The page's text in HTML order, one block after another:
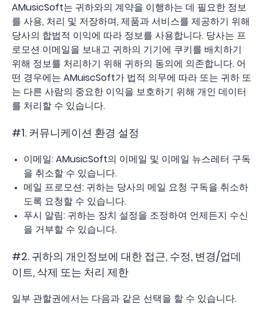
AMusicSoft는 귀하와의 계약을 이행하는 데 필요한 정보
를 사용, 처리 및 저장하며, 제품과 서비스를 제공하기 위해
당사의 합법적 이익에 따라 정보를 사용합니다. 당사는 프
로모션 이메일을 보내고 귀하의 기기에 쿠키를 배치하기
위해 정보를 처리하기 위해 귀하의 동의에 의존합니다. 어
떤 경우에는 AMuiscSoft가 법적 의무에 따라 또는 귀하 또
는 다른 사람의 중요한 이익을 보호하기 위해 개인 데이터
를 처리할 수 있습니다.
#1. 커뮤니케이션 환경 설정
이메일: AMusicSoft의 이메일 및 이메일 뉴스레터 구독
을 취소할 수 있습니다.
메일 프로모션: 귀하는 당사의 메일 요청 구독을 취소하
도록 요청할 수 있습니다.
푸시 알림: 귀하는 장치 설정을 조정하여 언제든지 수신
을 거부할 수 있습니다.
#2. 귀하의 개인정보에 대한 접근, 수정, 변경/업데
이트, 삭제 또는 처리 제한
일부 관할권에서는 다음과 같은 선택을 할 수 있습니다.